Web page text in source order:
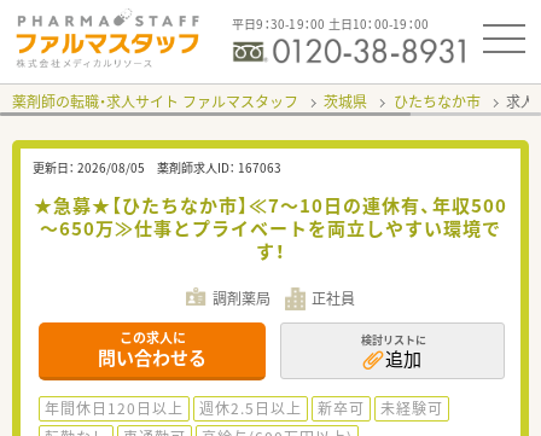
平日9：30-19：00 土日10：00-19：00
薬剤師の転職・求人サイト ファルマスタッフ 茨城県 ひたちなか市 求人
更新日： 2026/08/05 薬剤師求人ID： 167063
★急募★【ひたちなか市】≪7～10日の連休有、年収500
～650万≫仕事とプライベートを両立しやすい環境で
す！
調剤薬局 正社員
この求人に
問い合わせる
検討リストに
追加
年間休日120日以上 週休2.5日以上 新卒可
未経験可